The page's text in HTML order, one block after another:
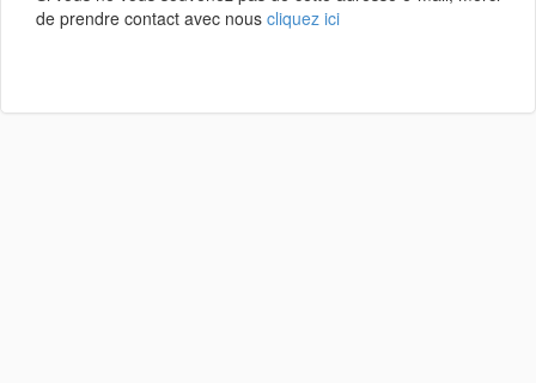
de prendre contact avec nous cliquez ici